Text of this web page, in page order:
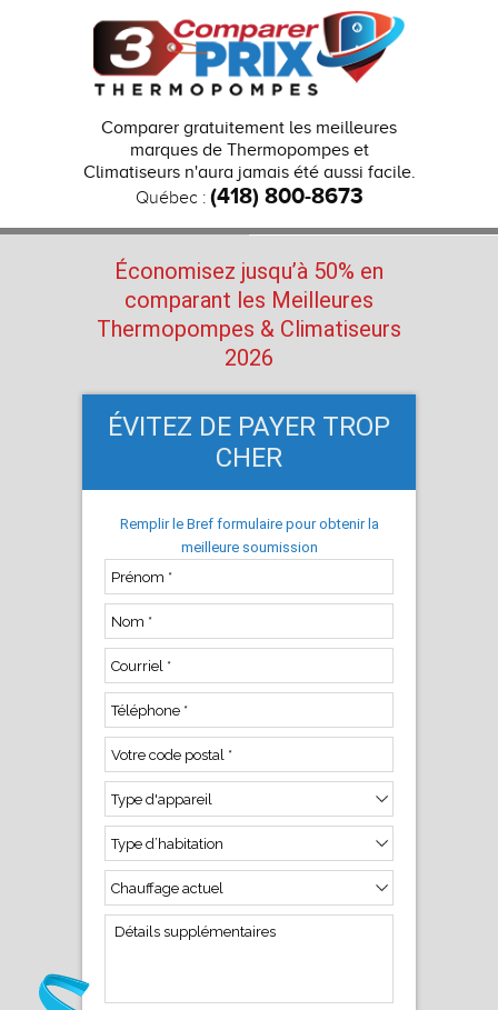
Comparer gratuitement les meilleures
marques de Thermopompes et
Climatiseurs n'aura jamais été aussi facile.
Québec : (418) 800-8673
Économisez jusqu’à 50% en
comparant les Meilleures
Thermopompes & Climatiseurs
2026
ÉVITEZ DE PAYER TROP
CHER
Remplir le Bref formulaire pour obtenir la
meilleure soumission